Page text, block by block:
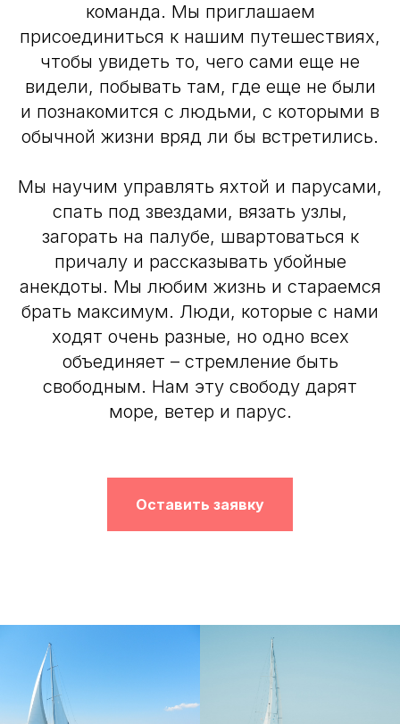
команда. Мы приглашаем
присоединиться к нашим путешествиях,
чтобы увидеть то, чего сами еще не
видели, побывать там, где еще не были
и познакомится с людьми, с которыми в
обычной жизни вряд ли бы встретились.
Мы научим управлять яхтой и парусами,
спать под звездами, вязать узлы,
загорать на палубе, швартоваться к
причалу и рассказывать убойные
анекдоты. Мы любим жизнь и стараемся
брать максимум. Люди, которые с нами
ходят очень разные, но одно всех
объединяет – стремление быть
свободным. Нам эту свободу дарят
море, ветер и парус.
Оставить заявку